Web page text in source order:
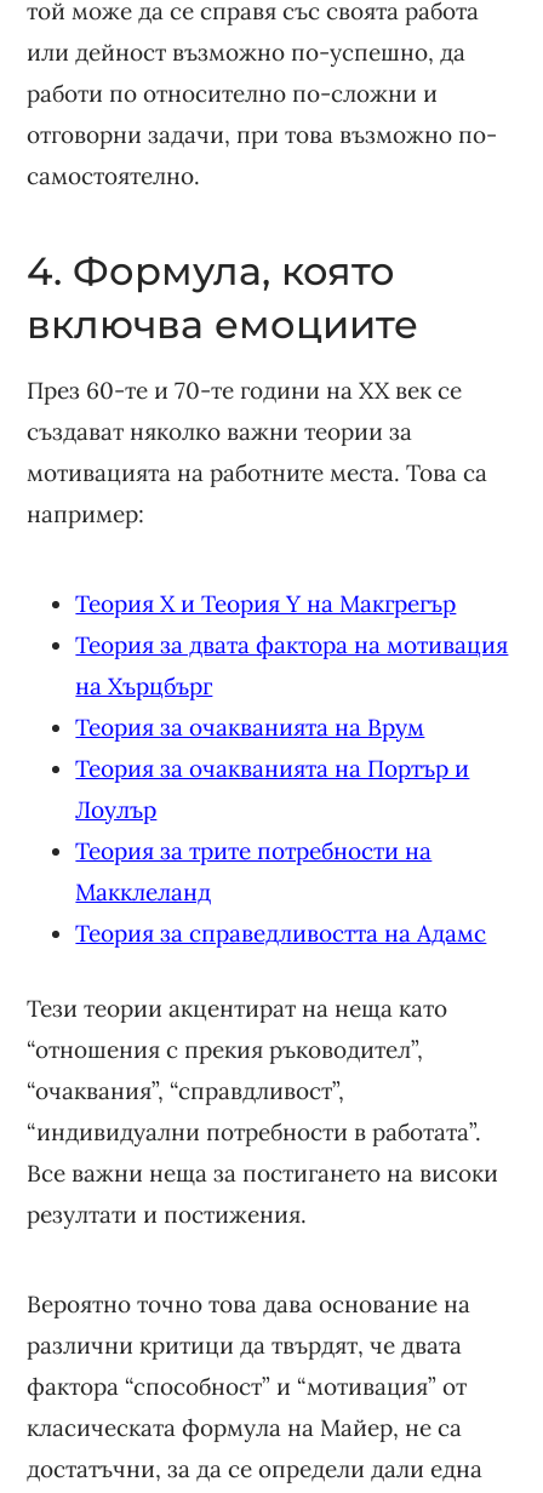
той може да се справя със своята работа
или дейност възможно по-успешно, да
работи по относително по-сложни и
отговорни задачи, при това възможно по-
самостоятелно.
4. Формула, която
включва емоциите
През 60-те и 70-те години на XX век се
създават няколко важни теории за
мотивацията на работните места. Това са
например:
Теория X и Теория Y на Макгрегър
Теория за двата фактора на мотивация
на Хърцбърг
Теория за очакванията на Врум
Теория за очакванията на Портър и
Лоулър
Теория за трите потребности на
Макклеланд
Теория за справедливостта на Адамс
Тези теории акцентират на неща като
“отношения с прекия ръководител”,
“очаквания”, “справдливост”,
“индивидуални потребности в работата”.
Все важни неща за постигането на високи
резултати и постижения.
Вероятно точно това дава основание на
различни критици да твърдят, че двата
фактора “способност” и “мотивация” от
класическата формула на Майер, не са
достатъчни, за да се определи дали една